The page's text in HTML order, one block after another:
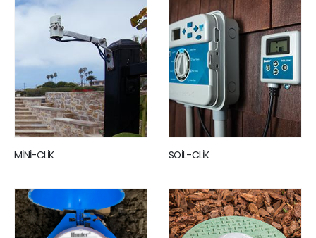
MİNİ-CLİK SOİL-CLİK